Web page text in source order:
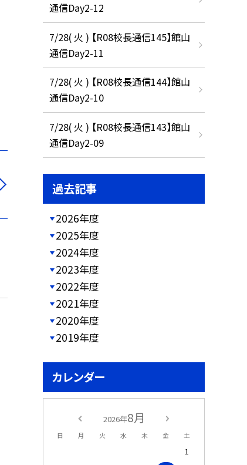
通信Day2-12
7/28( 火 ) 【R08校長通信145】館山
通信Day2-11
7/28( 火 ) 【R08校長通信144】館山
通信Day2-10
7/28( 火 ) 【R08校長通信143】館山
通信Day2-09
過去記事
2026年度
2025年度
2024年度
2023年度
2022年度
2021年度
2020年度
2019年度
カレンダー
2026年8月
日 月 火 水 木 金 土
1